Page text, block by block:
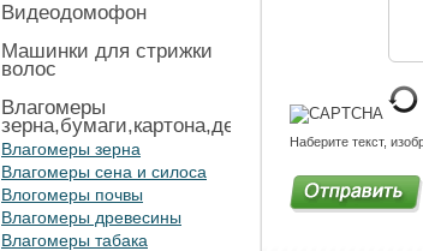
Видеодомофон
Машинки для стрижки
волос
Влагомеры
зерна,бумаги,картона,дерева
Влагомеры зерна
Влагомеры сена и силоса
Влогомеры почвы
Влагомеры древесины
Влагомеры табака
Наберите текст,